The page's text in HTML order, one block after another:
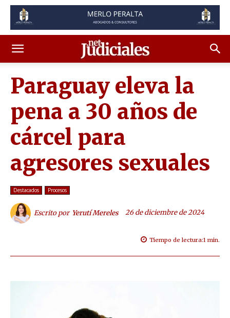
Paraguay eleva la
pena a 30 años de
cárcel para
agresores sexuales
Destacados Procesos
Escrito por Yerutí Mereles 26 de diciembre de 2024
Tiempo de lectura:1 min.